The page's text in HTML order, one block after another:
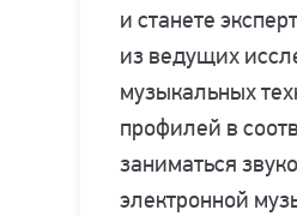
и станете
из ведущих
музыкальных
профилей в
заниматься
электронной